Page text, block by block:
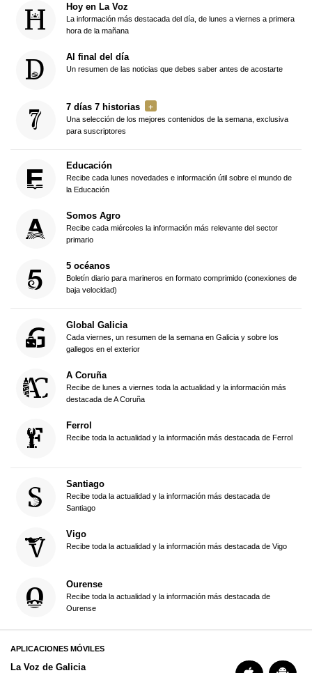
Hoy en La Voz
La información más destacada del día, de lunes a viernes a primera
hora de la mañana
Al final del día
Un resumen de las noticias que debes saber antes de acostarte
7 días 7 historias
Una selección de los mejores contenidos de la semana, exclusiva
para suscriptores
Educación
Recibe cada lunes novedades e información útil sobre el mundo de
la Educación
Somos Agro
Recibe cada miércoles la información más relevante del sector
primario
5 océanos
Boletín diario para marineros en formato comprimido (conexiones de
baja velocidad)
Global Galicia
Cada viernes, un resumen de la semana en Galicia y sobre los
gallegos en el exterior
A Coruña
Recibe de lunes a viernes toda la actualidad y la información más
destacada de A Coruña
Ferrol
Recibe toda la actualidad y la información más destacada de Ferrol
Santiago
Recibe toda la actualidad y la información más destacada de
Santiago
Vigo
Recibe toda la actualidad y la información más destacada de Vigo
Ourense
Recibe toda la actualidad y la información más destacada de
Ourense
APLICACIONES MÓVILES
La Voz de Galicia